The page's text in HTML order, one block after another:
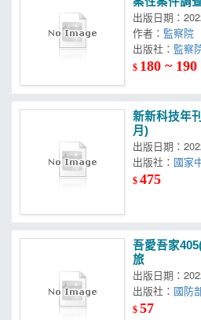
出版日期：
作者： 監察院
出版社：
$ 180 ~ 190
新新科技年
月)
出版日期：
出版社：
$475
吾愛吾家
旅
出版日期：
出版社：
$57